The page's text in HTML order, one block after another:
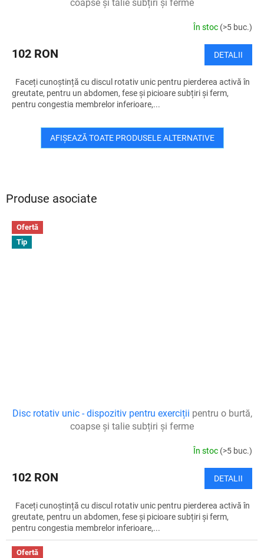
Produse asociate
Ofertă
Tip
Disc rotativ unic - dispozitiv pentru exerciții pentru o burtă,
coapse și talie subțiri și ferme
În stoc (>5 buc.)
102 RON DETALII
Faceți cunoștință cu discul rotativ unic pentru pierderea activă în
greutate, pentru un abdomen, fese și picioare subțiri și ferm,
pentru congestia membrelor inferioare,...
Ofertă
coapse și talie subțiri și ferme
În stoc (>5 buc.)
102 RON DETALII
Faceți cunoștință cu discul rotativ unic pentru pierderea activă în
greutate, pentru un abdomen, fese și picioare subțiri și ferm,
pentru congestia membrelor inferioare,...
AFIŞEAZĂ TOATE PRODUSELE ALTERNATIVE